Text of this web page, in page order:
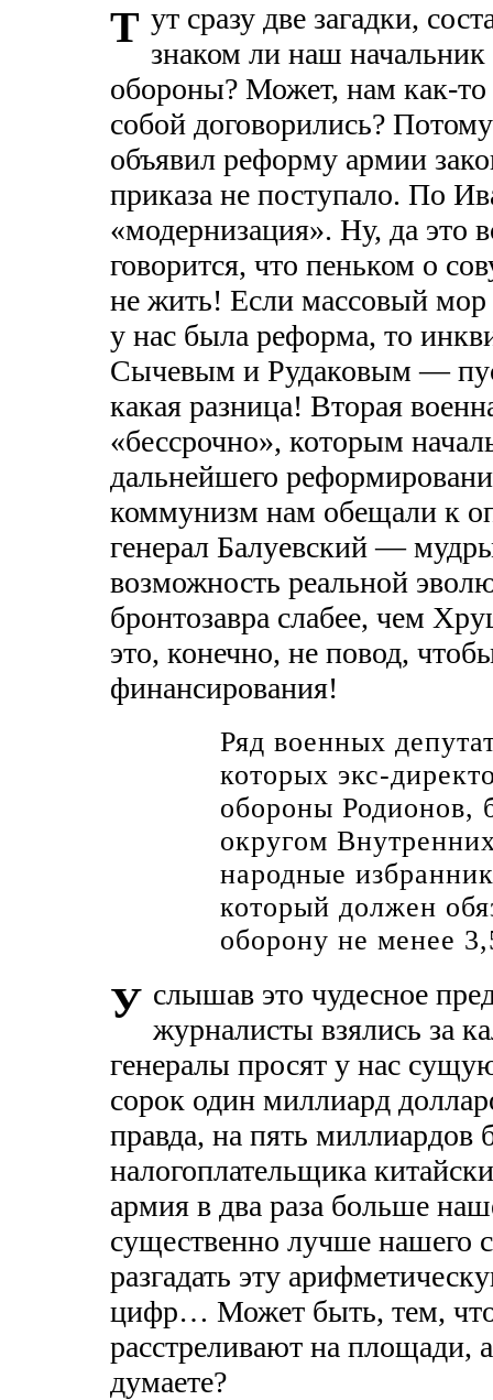
Т ут сразу две загадки,
знаком ли наш
обороны? Может, нам как-
собой договорились?
объявил реформу армии
приказа не поступало. По
«модернизация». Ну, да это
говорится, что пеньком о
не жить! Если массовый
у нас была реформа, то
Сычевым и Рудаковым —
какая разница! Вторая
«бессрочно», которым
дальнейшего
коммунизм нам обещали к
генерал Балуевский —
возможность реальной
бронтозавра слабее, чем
это, конечно, не повод,
финансирования!
Ряд военных
которых экс-
обороны
округом
народные
который должен
оборону не менее
У слышав это чудесное
журналисты взялись за
генералы просят у нас
сорок один миллиард
правда, на пять миллиардов
налогоплательщика
армия в два раза больше
существенно лучше нашего
разгадать эту
цифр… Может быть, тем,
расстреливают на
думаете?